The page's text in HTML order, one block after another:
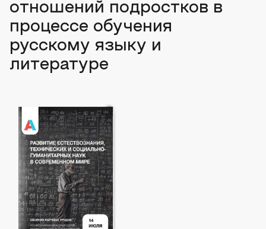
отношений подростков в
процессе обучения
русскому языку и
литературе